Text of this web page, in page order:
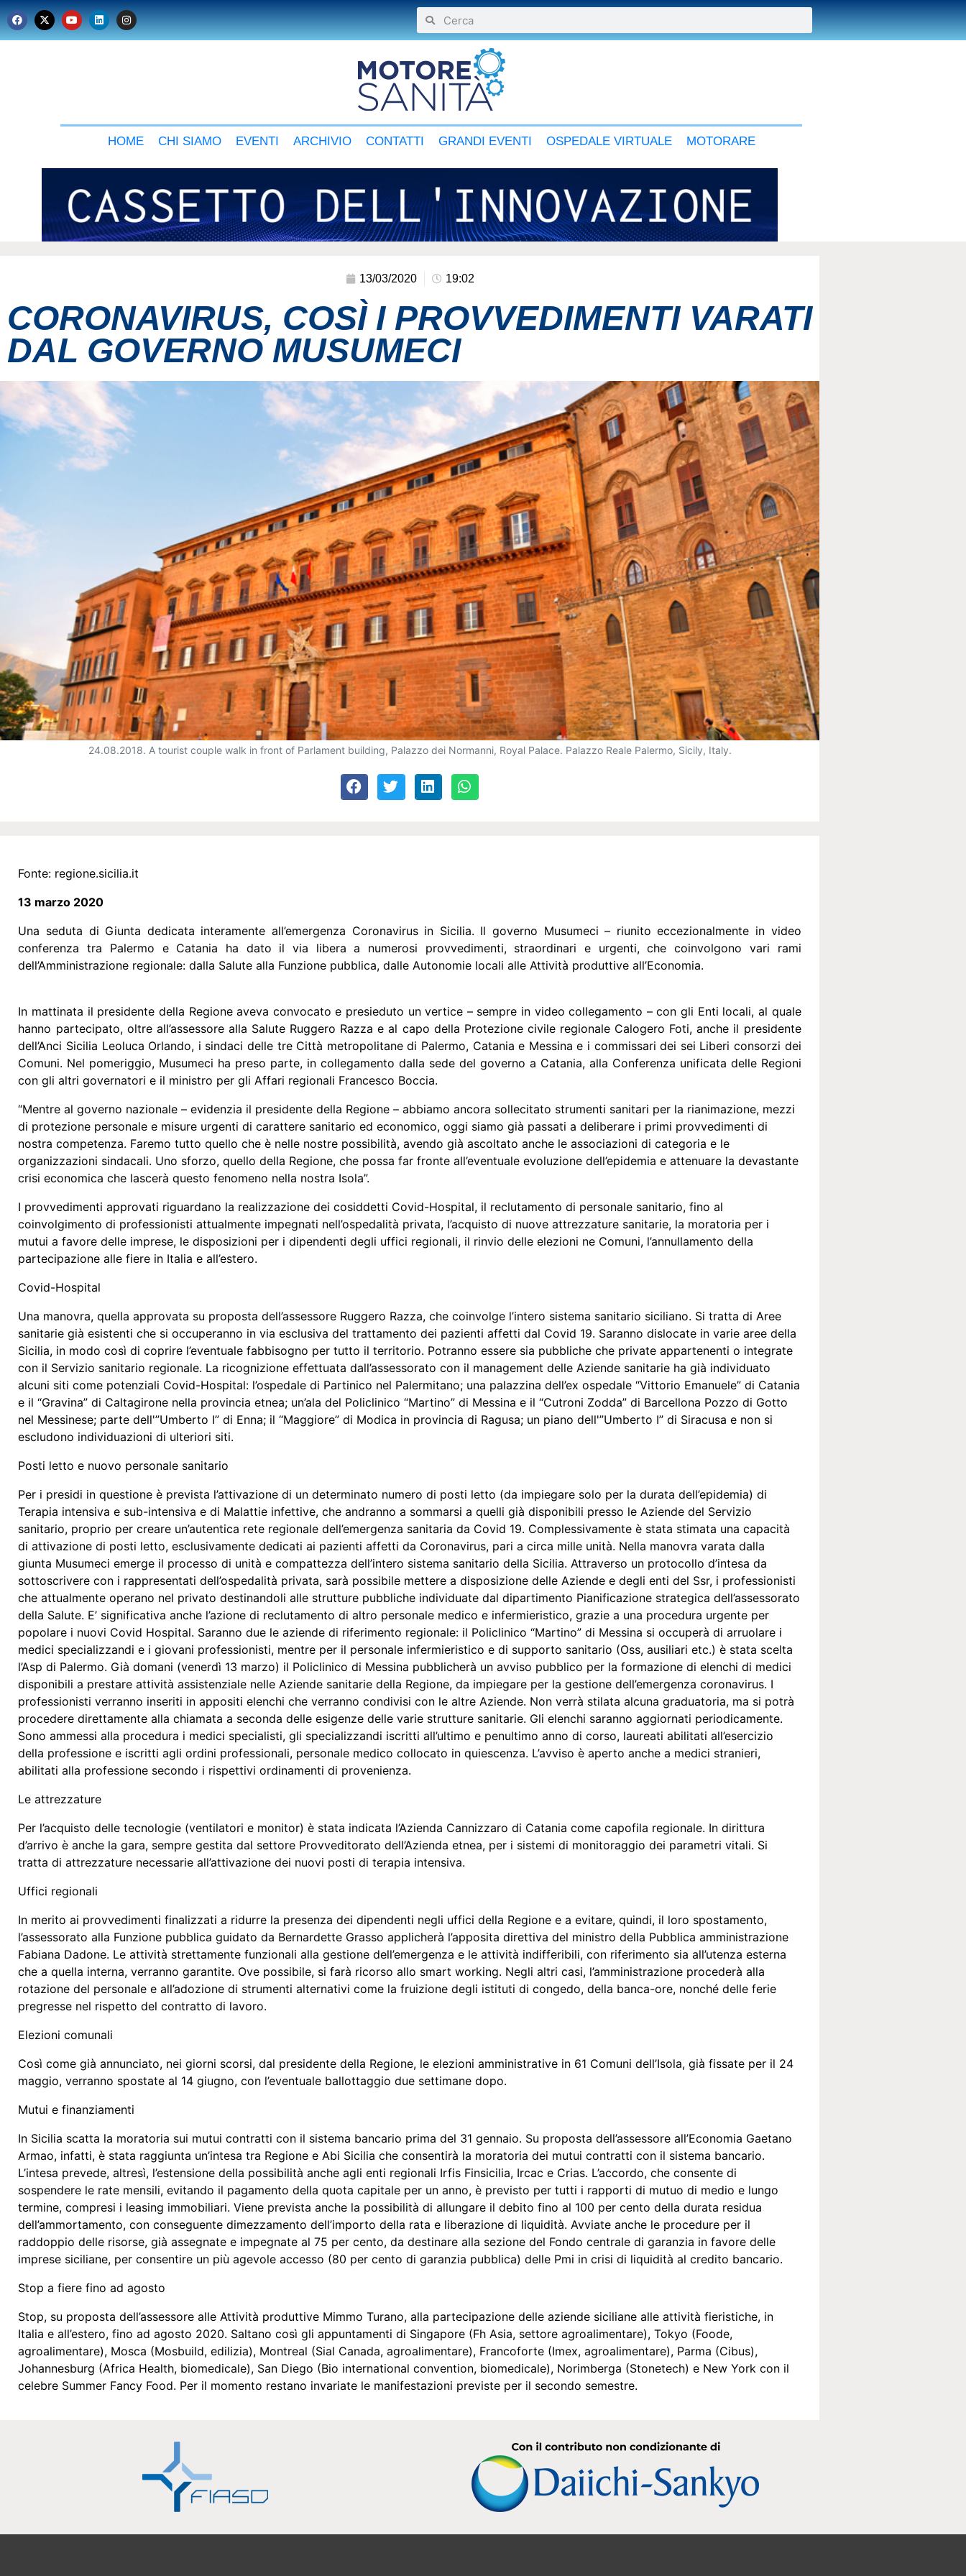
HOME CHI SIAMO EVENTI ARCHIVIO CONTATTI GRANDI EVENTI OSPEDALE VIRTUALE MOTORARE
13/03/2020 19:02
CORONAVIRUS, COSÌ I PROVVEDIMENTI VARATI
DAL GOVERNO MUSUMECI
24.08.2018. A tourist couple walk in front of Parlament building, Palazzo dei Normanni, Royal Palace. Palazzo Reale Palermo, Sicily, Italy.
Fonte: regione.sicilia.it
13 marzo 2020
Una seduta di Giunta dedicata interamente all’emergenza Coronavirus in Sicilia. Il governo Musumeci – riunito eccezionalmente in video
conferenza tra Palermo e Catania ha dato il via libera a numerosi provvedimenti, straordinari e urgenti, che coinvolgono vari rami
dell’Amministrazione regionale: dalla Salute alla Funzione pubblica, dalle Autonomie locali alle Attività produttive all’Economia.
In mattinata il presidente della Regione aveva convocato e presieduto un vertice – sempre in video collegamento – con gli Enti locali, al quale
hanno partecipato, oltre all’assessore alla Salute Ruggero Razza e al capo della Protezione civile regionale Calogero Foti, anche il presidente
dell’Anci Sicilia Leoluca Orlando, i sindaci delle tre Città metropolitane di Palermo, Catania e Messina e i commissari dei sei Liberi consorzi dei
Comuni. Nel pomeriggio, Musumeci ha preso parte, in collegamento dalla sede del governo a Catania, alla Conferenza unificata delle Regioni
con gli altri governatori e il ministro per gli Affari regionali Francesco Boccia.
“Mentre al governo nazionale – evidenzia il presidente della Regione – abbiamo ancora sollecitato strumenti sanitari per la rianimazione, mezzi
di protezione personale e misure urgenti di carattere sanitario ed economico, oggi siamo già passati a deliberare i primi provvedimenti di
nostra competenza. Faremo tutto quello che è nelle nostre possibilità, avendo già ascoltato anche le associazioni di categoria e le
organizzazioni sindacali. Uno sforzo, quello della Regione, che possa far fronte all’eventuale evoluzione dell’epidemia e attenuare la devastante
crisi economica che lascerà questo fenomeno nella nostra Isola”.
I provvedimenti approvati riguardano la realizzazione dei cosiddetti Covid-Hospital, il reclutamento di personale sanitario, fino al
coinvolgimento di professionisti attualmente impegnati nell’ospedalità privata, l’acquisto di nuove attrezzature sanitarie, la moratoria per i
mutui a favore delle imprese, le disposizioni per i dipendenti degli uffici regionali, il rinvio delle elezioni ne Comuni, l’annullamento della
partecipazione alle fiere in Italia e all’estero.
Covid-Hospital
Una manovra, quella approvata su proposta dell’assessore Ruggero Razza, che coinvolge l’intero sistema sanitario siciliano. Si tratta di Aree
sanitarie già esistenti che si occuperanno in via esclusiva del trattamento dei pazienti affetti dal Covid 19. Saranno dislocate in varie aree della
Sicilia, in modo così di coprire l’eventuale fabbisogno per tutto il territorio. Potranno essere sia pubbliche che private appartenenti o integrate
con il Servizio sanitario regionale. La ricognizione effettuata dall’assessorato con il management delle Aziende sanitarie ha già individuato
alcuni siti come potenziali Covid-Hospital: l’ospedale di Partinico nel Palermitano; una palazzina dell’ex ospedale “Vittorio Emanuele” di Catania
e il “Gravina” di Caltagirone nella provincia etnea; un’ala del Policlinico “Martino” di Messina e il “Cutroni Zodda” di Barcellona Pozzo di Gotto
nel Messinese; parte dell'”Umberto I” di Enna; il “Maggiore” di Modica in provincia di Ragusa; un piano dell'”Umberto I” di Siracusa e non si
escludono individuazioni di ulteriori siti.
Posti letto e nuovo personale sanitario
Per i presidi in questione è prevista l’attivazione di un determinato numero di posti letto (da impiegare solo per la durata dell’epidemia) di
Terapia intensiva e sub-intensiva e di Malattie infettive, che andranno a sommarsi a quelli già disponibili presso le Aziende del Servizio
sanitario, proprio per creare un’autentica rete regionale dell’emergenza sanitaria da Covid 19. Complessivamente è stata stimata una capacità
di attivazione di posti letto, esclusivamente dedicati ai pazienti affetti da Coronavirus, pari a circa mille unità. Nella manovra varata dalla
giunta Musumeci emerge il processo di unità e compattezza dell’intero sistema sanitario della Sicilia. Attraverso un protocollo d’intesa da
sottoscrivere con i rappresentati dell’ospedalità privata, sarà possibile mettere a disposizione delle Aziende e degli enti del Ssr, i professionisti
che attualmente operano nel privato destinandoli alle strutture pubbliche individuate dal dipartimento Pianificazione strategica dell’assessorato
della Salute. E’ significativa anche l’azione di reclutamento di altro personale medico e infermieristico, grazie a una procedura urgente per
popolare i nuovi Covid Hospital. Saranno due le aziende di riferimento regionale: il Policlinico “Martino” di Messina si occuperà di arruolare i
medici specializzandi e i giovani professionisti, mentre per il personale infermieristico e di supporto sanitario (Oss, ausiliari etc.) è stata scelta
l’Asp di Palermo. Già domani (venerdì 13 marzo) il Policlinico di Messina pubblicherà un avviso pubblico per la formazione di elenchi di medici
disponibili a prestare attività assistenziale nelle Aziende sanitarie della Regione, da impiegare per la gestione dell’emergenza coronavirus. I
professionisti verranno inseriti in appositi elenchi che verranno condivisi con le altre Aziende. Non verrà stilata alcuna graduatoria, ma si potrà
procedere direttamente alla chiamata a seconda delle esigenze delle varie strutture sanitarie. Gli elenchi saranno aggiornati periodicamente.
Sono ammessi alla procedura i medici specialisti, gli specializzandi iscritti all’ultimo e penultimo anno di corso, laureati abilitati all’esercizio
della professione e iscritti agli ordini professionali, personale medico collocato in quiescenza. L’avviso è aperto anche a medici stranieri,
abilitati alla professione secondo i rispettivi ordinamenti di provenienza.
Le attrezzature
Per l’acquisto delle tecnologie (ventilatori e monitor) è stata indicata l’Azienda Cannizzaro di Catania come capofila regionale. In dirittura
d’arrivo è anche la gara, sempre gestita dal settore Provveditorato dell’Azienda etnea, per i sistemi di monitoraggio dei parametri vitali. Si
tratta di attrezzature necessarie all’attivazione dei nuovi posti di terapia intensiva.
Uffici regionali
In merito ai provvedimenti finalizzati a ridurre la presenza dei dipendenti negli uffici della Regione e a evitare, quindi, il loro spostamento,
l’assessorato alla Funzione pubblica guidato da Bernardette Grasso applicherà l’apposita direttiva del ministro della Pubblica amministrazione
Fabiana Dadone. Le attività strettamente funzionali alla gestione dell’emergenza e le attività indifferibili, con riferimento sia all’utenza esterna
che a quella interna, verranno garantite. Ove possibile, si farà ricorso allo smart working. Negli altri casi, l’amministrazione procederà alla
rotazione del personale e all’adozione di strumenti alternativi come la fruizione degli istituti di congedo, della banca-ore, nonché delle ferie
pregresse nel rispetto del contratto di lavoro.
Elezioni comunali
Così come già annunciato, nei giorni scorsi, dal presidente della Regione, le elezioni amministrative in 61 Comuni dell’Isola, già fissate per il 24
maggio, verranno spostate al 14 giugno, con l’eventuale ballottaggio due settimane dopo.
Mutui e finanziamenti
In Sicilia scatta la moratoria sui mutui contratti con il sistema bancario prima del 31 gennaio. Su proposta dell’assessore all’Economia Gaetano
Armao, infatti, è stata raggiunta un’intesa tra Regione e Abi Sicilia che consentirà la moratoria dei mutui contratti con il sistema bancario.
L’intesa prevede, altresì, l’estensione della possibilità anche agli enti regionali Irfis Finsicilia, Ircac e Crias. L’accordo, che consente di
sospendere le rate mensili, evitando il pagamento della quota capitale per un anno, è previsto per tutti i rapporti di mutuo di medio e lungo
termine, compresi i leasing immobiliari. Viene prevista anche la possibilità di allungare il debito fino al 100 per cento della durata residua
dell’ammortamento, con conseguente dimezzamento dell’importo della rata e liberazione di liquidità. Avviate anche le procedure per il
raddoppio delle risorse, già assegnate e impegnate al 75 per cento, da destinare alla sezione del Fondo centrale di garanzia in favore delle
imprese siciliane, per consentire un più agevole accesso (80 per cento di garanzia pubblica) delle Pmi in crisi di liquidità al credito bancario.
Stop a fiere fino ad agosto
Stop, su proposta dell’assessore alle Attività produttive Mimmo Turano, alla partecipazione delle aziende siciliane alle attività fieristiche, in
Italia e all’estero, fino ad agosto 2020. Saltano così gli appuntamenti di Singapore (Fh Asia, settore agroalimentare), Tokyo (Foode,
agroalimentare), Mosca (Mosbuild, edilizia), Montreal (Sial Canada, agroalimentare), Francoforte (Imex, agroalimentare), Parma (Cibus),
Johannesburg (Africa Health, biomedicale), San Diego (Bio international convention, biomedicale), Norimberga (Stonetech) e New York con il
celebre Summer Fancy Food. Per il momento restano invariate le manifestazioni previste per il secondo semestre.